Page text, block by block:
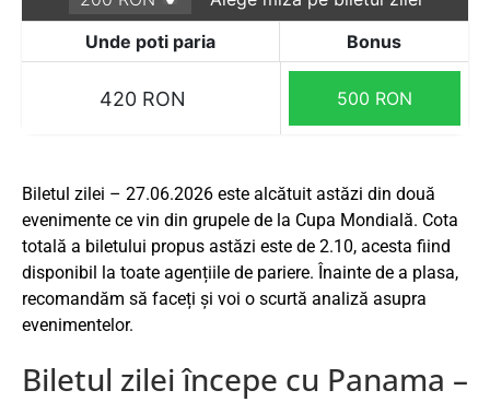
Unde poti paria
Bonus
420 RON 500 RON
Biletul zilei – 27.06.2026 este alcătuit astăzi din două
evenimente ce vin din grupele de la Cupa Mondială. Cota
totală a biletului propus astăzi este de 2.10, acesta fiind
disponibil la toate agențiile de pariere. Înainte de a plasa,
recomandăm să faceți și voi o scurtă analiză asupra
evenimentelor.
Biletul zilei începe cu Panama –